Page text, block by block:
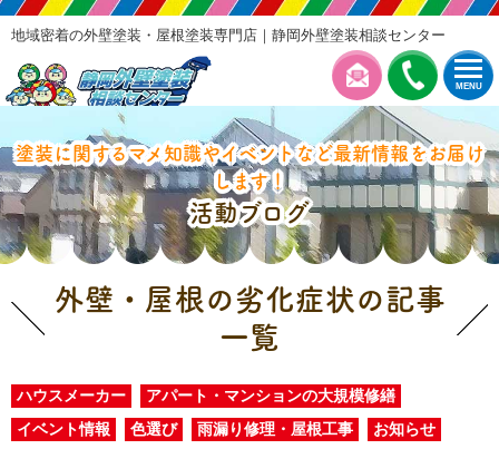
MENU
地域密着の外壁塗装・屋根塗装専門店｜静岡外壁塗装相談センター
塗装に関するマメ知識やイベントなど最新情報をお届け
します！
活動ブログ
外壁・屋根の劣化症状の記事
一覧
ハウスメーカー
アパート・マンションの大規模修繕
イベント情報
色選び 雨漏り修理・屋根工事
お知らせ